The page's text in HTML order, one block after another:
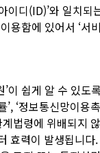
아이디(ID)’와 일치
이용함에 있어서
이 쉽게 알 수 있도
‘정보통신망이
법령에 위배되지
효력이 발생됩니다.